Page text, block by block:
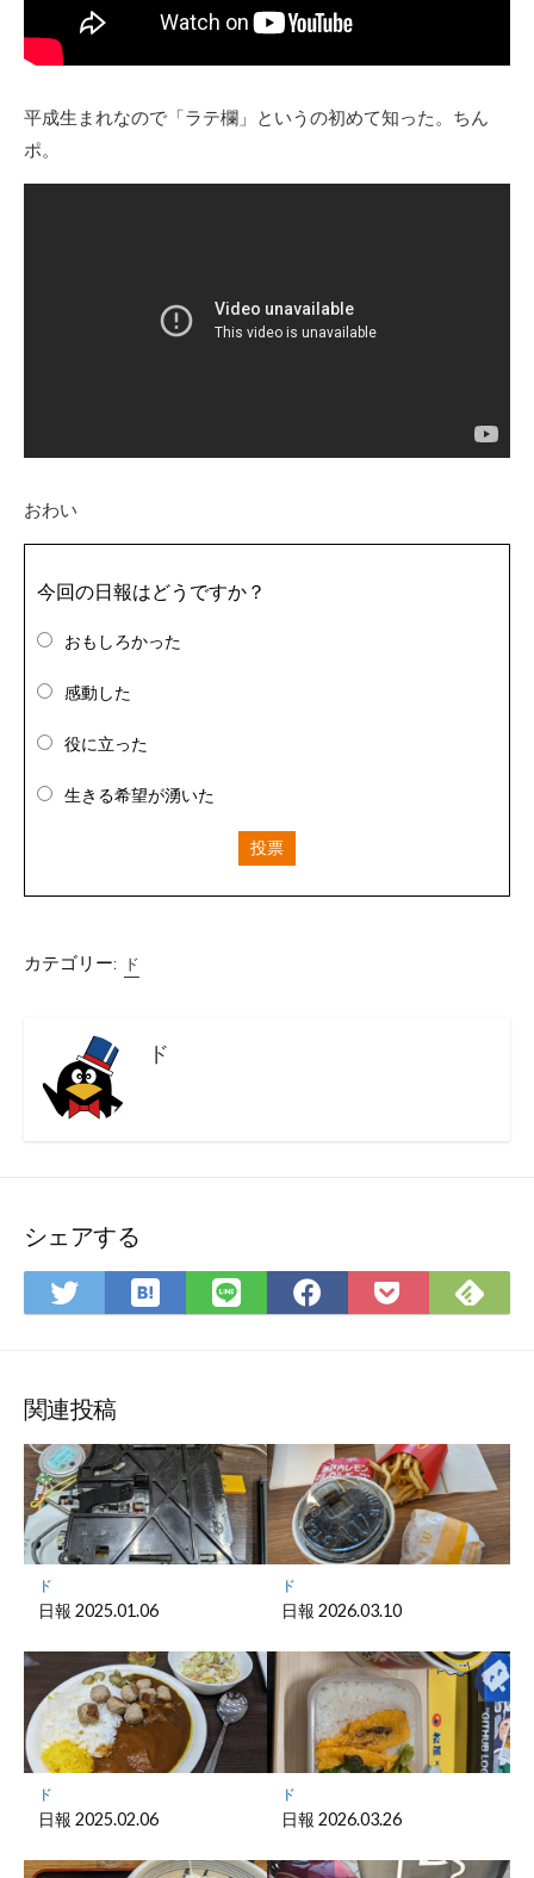
平成生まれなので「ラテ欄」というの初めて知った。ちん
ポ。
おわい
今回の日報はどうですか？
おもしろかった
感動した
役に立った
生きる希望が湧いた
投票
カテゴリー: ド
ド
シェアする
Twitter
で
ア
は
て
マ
ー
ク
に
保
LINE
で
Facebook
で
Pocket
に
で
関連投稿
ド
日報 2025.01.06
ド
日報 2026.03.10
ド
日報 2025.02.06
ド
日報 2026.03.26